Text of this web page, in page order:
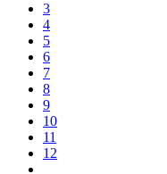
3
4
5
6
7
8
9
10
11
12